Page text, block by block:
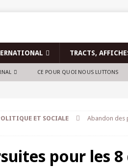
TRACTS,
CE POUR QUOI NOUS LUTTONS
ET SOCIALE
Abandon des
pour les 8